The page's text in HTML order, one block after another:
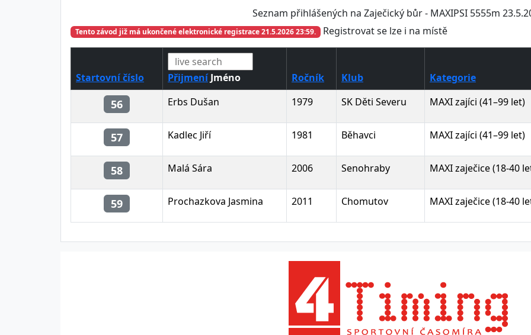
Seznam přihlášených na Zaječický bůr - MAXIPSI 5555m
Tento závod již má ukončené elektronické registrace 21.5.2026 23:59. Registrovat se lze i na místě
Startovní číslo PřijmeníJméno Ročník Klub Kategorie
56 Erbs Dušan 1979 SK Děti Severu MAXI zajíci (41–99 let)
57 Kadlec Jiří 1981 Běhavci MAXI zajíci (41–99 let)
58 Malá Sára 2006 Senohraby MAXI zaječice (18-40
59 Prochazkova Jasmina 2011 Chomutov MAXI zaječice (18-40